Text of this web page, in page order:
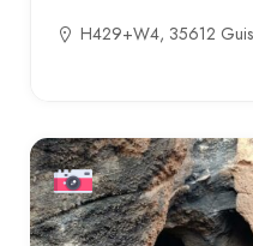
H429+W4, 35612